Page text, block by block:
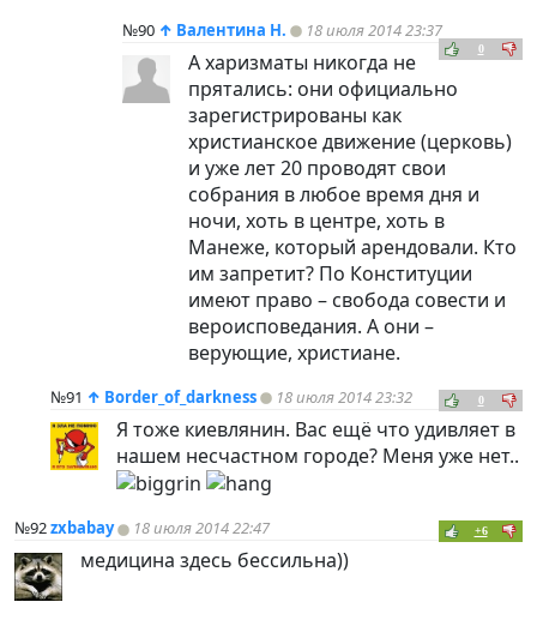
№90 ↑ Валентина Н. 18 июля 2014 23:37
0
А харизматы никогда не
прятались: они официально
зарегистрированы как
христианское движение (церковь)
и уже лет 20 проводят свои
собрания в любое время дня и
ночи, хоть в центре, хоть в
Манеже, который арендовали. Кто
им запретит? По Конституции
имеют право – свобода совести и
вероисповедания. А они –
верующие, христиане.
№91 ↑ Border_of_darkness 18 июля 2014 23:32 0
Я тоже киевлянин. Вас ещё что удивляет в
нашем несчастном городе? Меня уже нет..
№92zxbabay 18 июля 2014 22:47 +6
медицина здесь бессильна))